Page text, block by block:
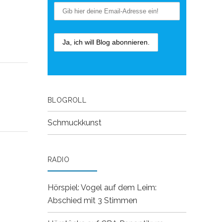
BLOGROLL
Schmuckkunst
RADIO
Hörspiel: Vogel auf dem Leim:
Abschied mit 3 Stimmen